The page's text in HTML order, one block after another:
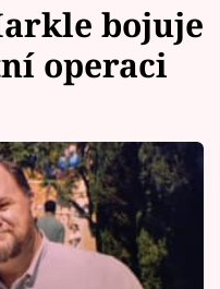
bojuje
operaci